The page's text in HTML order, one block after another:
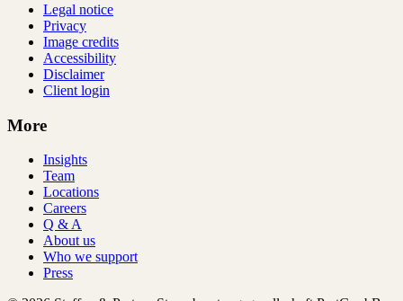
Legal notice
Privacy
Image credits
Accessibility
Disclaimer
Client login
More
Insights
Team
Locations
Careers
Q & A
About us
Who we support
Press